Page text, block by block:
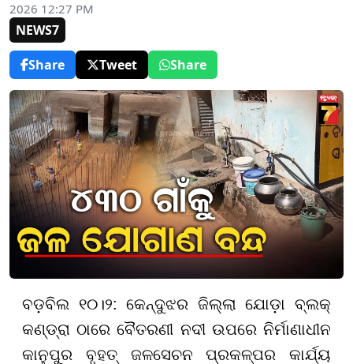
2026 12:27 PM
NEWS7
Share
Tweet Share
ବଡ଼ବିଲ ୧୦।୨: କେନ୍ଦୁଝର ଜିଲ୍ଲା ଯୋଡ଼ା ବ୍ଲକ୍
କଣ୍ଡ୍ରା ଠାରେ ବୈତରଣୀ ନଦୀ ଉପରେ ନିର୍ମାଣାଧୀନ
କାନୁପୁର ବୃହତ୍ ଜଳସେଚନ ପ୍ରକଳ୍ପର କାର୍ଯ୍ୟ